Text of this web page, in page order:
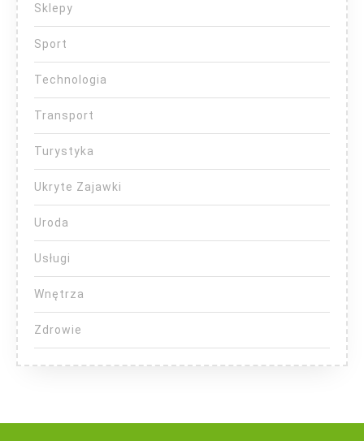
Sklepy
Sport
Technologia
Transport
Turystyka
Ukryte Zajawki
Uroda
Usługi
Wnętrza
Zdrowie